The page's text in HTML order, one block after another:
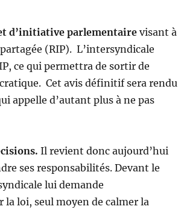
d’initiative parlementairevisant à
(RIP). L’intersyndicale
ce qui permettra de sortir de
Cet avis définitif sera rendu
appelle d’autant plus à ne pas
Il revient donc aujourd’hui
ses responsabilités. Devant le
lui demande
loi, seul moyen de calmer la